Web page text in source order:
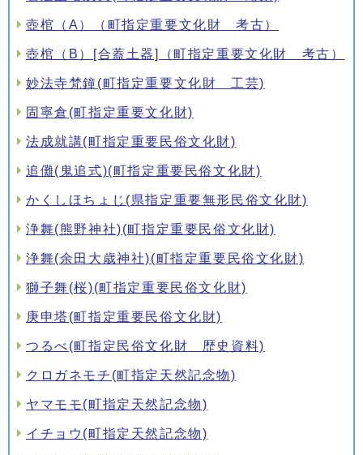
壺棺（A）（町指定重要文化財 考古）
壺棺（B）[合蓋土器]（町指定重要文化財 考古）
妙法寺梵鐘(町指定重要文化財 工芸)
固寧倉(町指定重要文化財)
法成就講(町指定重要民俗文化財)
追儺(鬼追式)(町指定重要民俗文化財)
かくしほちょじ(県指定重要無形民俗文化財)
浄舞(熊野神社)(町指定重要民俗文化財)
浄舞(余田大歳神社)(町指定重要民俗文化財)
獅子舞(桜)(町指定重要民俗文化財)
庚申塔(町指定重要民俗文化財)
つるべ(町指定民俗文化財 歴史資料)
クロガネモチ(町指定天然記念物)
ヤマモモ(町指定天然記念物)
イチョウ(町指定天然記念物)